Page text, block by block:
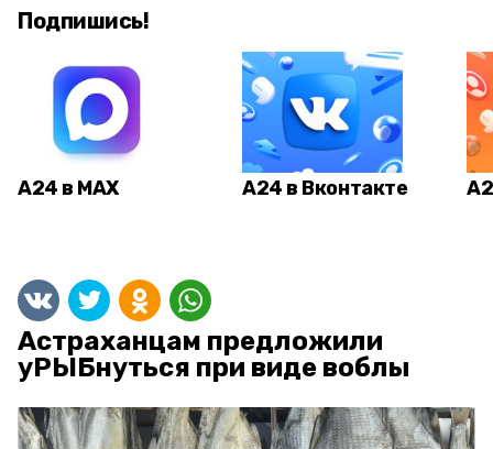
Подпишись!
А24 в MAX А24 в Вконтакте
Астраханцам предложили
уРЫБнуться при виде воблы